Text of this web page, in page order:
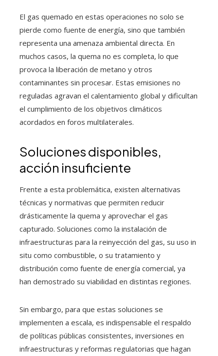
El gas quemado en estas operaciones no solo se
pierde como fuente de energía, sino que también
representa una amenaza ambiental directa. En
muchos casos, la quema no es completa, lo que
provoca la liberación de metano y otros
contaminantes sin procesar. Estas emisiones no
reguladas agravan el calentamiento global y dificultan
el cumplimiento de los objetivos climáticos
acordados en foros multilaterales.
Soluciones disponibles,
acción insuficiente
Frente a esta problemática, existen alternativas
técnicas y normativas que permiten reducir
drásticamente la quema y aprovechar el gas
capturado. Soluciones como la instalación de
infraestructuras para la reinyección del gas, su uso in
situ como combustible, o su tratamiento y
distribución como fuente de energía comercial, ya
han demostrado su viabilidad en distintas regiones.
Sin embargo, para que estas soluciones se
implementen a escala, es indispensable el respaldo
de políticas públicas consistentes, inversiones en
infraestructuras y reformas regulatorias que hagan